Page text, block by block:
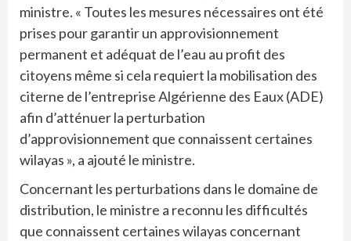
ministre. « Toutes les mesures nécessaires ont été
prises pour garantir un approvisionnement
permanent et adéquat de l’eau au profit des
citoyens même si cela requiert la mobilisation des
citerne de l’entreprise Algérienne des Eaux (ADE)
afin d’atténuer la perturbation
d’approvisionnement que connaissent certaines
wilayas », a ajouté le ministre.
Concernant les perturbations dans le domaine de
distribution, le ministre a reconnu les difficultés
que connaissent certaines wilayas concernant